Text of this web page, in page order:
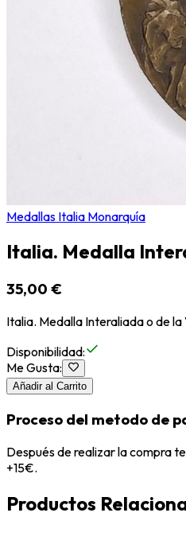
Medallas Italia Monarquía
Italia. Medalla
35,00 €
Italia. Medalla Interaliada o de
Disponibilidad:
Me Gusta:
Añadir al Carrito
Proceso del metodo de
Después de realizar la compra
+15€.
Productos